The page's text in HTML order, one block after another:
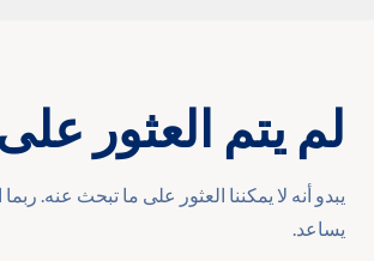
لم يتم العثور
يبدو أنه لا يمكننا العثور على ما تبحث عنه.
يساعد.